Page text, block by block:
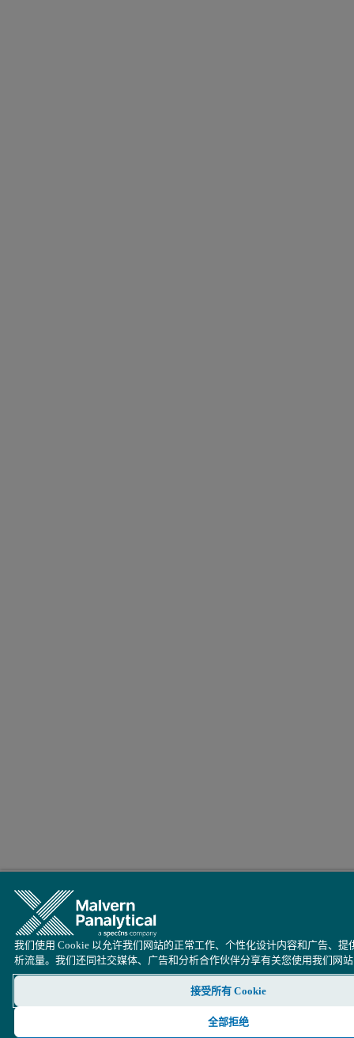
我们使用 Cookie 以允许我们网站的正常工作、个性化设计内容和广告、提
析流量。我们还同社交媒体、广告和分析合作伙伴分享有关您使用我们网
接受所有 Cookie
全部拒绝